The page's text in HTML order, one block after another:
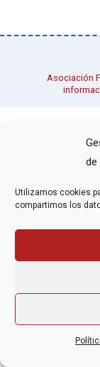
de
Utilizamos cookies
compartimos los
Asociación